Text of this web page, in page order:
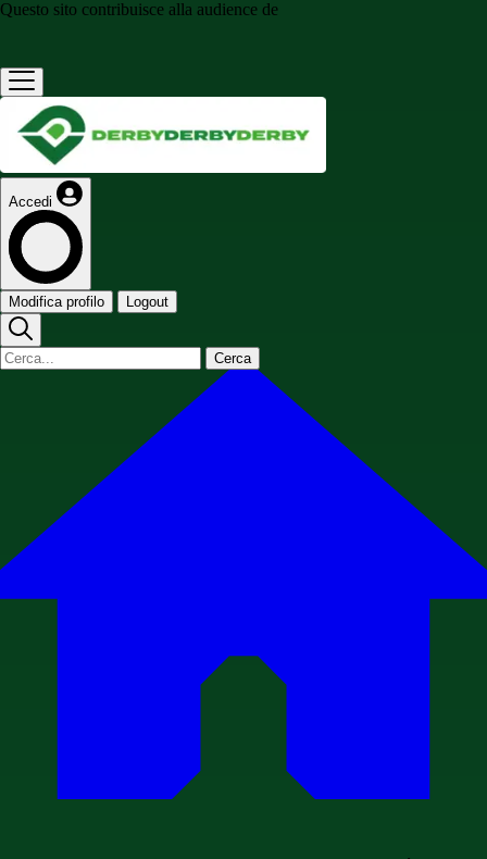
Questo sito contribuisce alla audience de
Accedi
Modifica profilo Logout
Cerca